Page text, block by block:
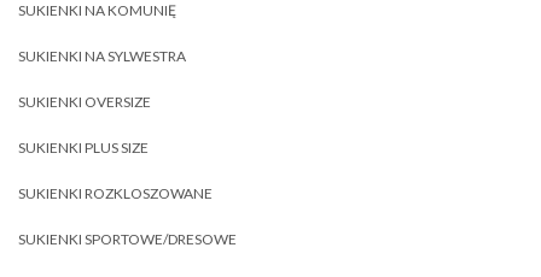
SUKIENKI NA KOMUNIĘ
SUKIENKI NA SYLWESTRA
SUKIENKI OVERSIZE
SUKIENKI PLUS SIZE
SUKIENKI ROZKLOSZOWANE
SUKIENKI SPORTOWE/DRESOWE